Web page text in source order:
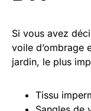
Si vous avez
voile d’ombrage
jardin, le plus
Tissu